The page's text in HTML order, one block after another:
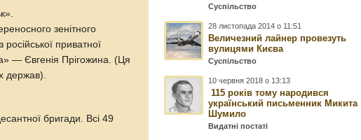
зенітного
приватної
— Євгенія Прігожина. (Ця
держав).
бригади. Всі 49
Суспільство
28 листопада 2014 о 11:51
Величезний лайнер провезуть
вулицями Києва
Суспільство
10 червня 2018 о 13:13
115 років тому народився
український письменник Микита
Шумило
Видатні постаті